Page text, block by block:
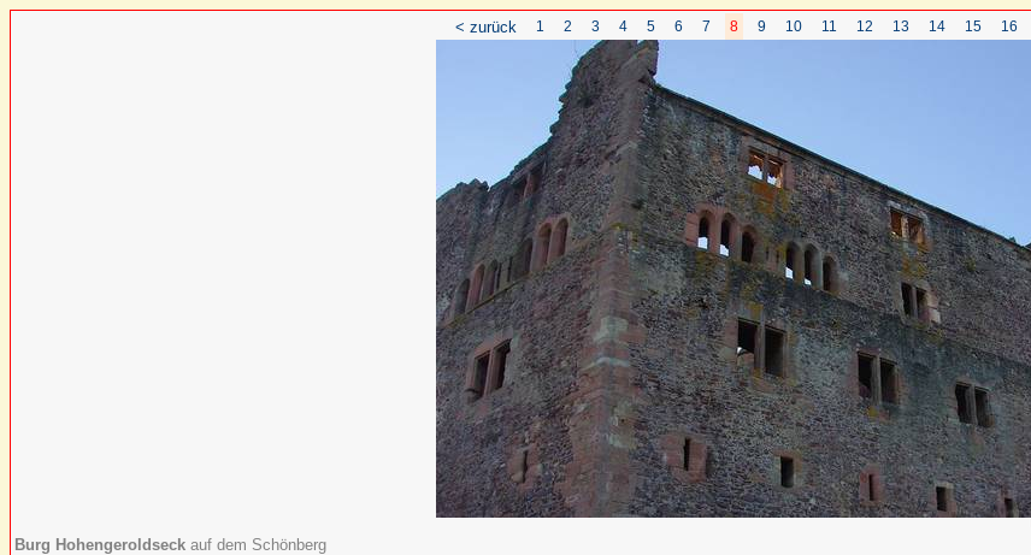
< zurück 1 2 3 4 5 6 7 8 9 10 11 12 13 14 15 16
Burg Hohengeroldseck auf dem Schönberg